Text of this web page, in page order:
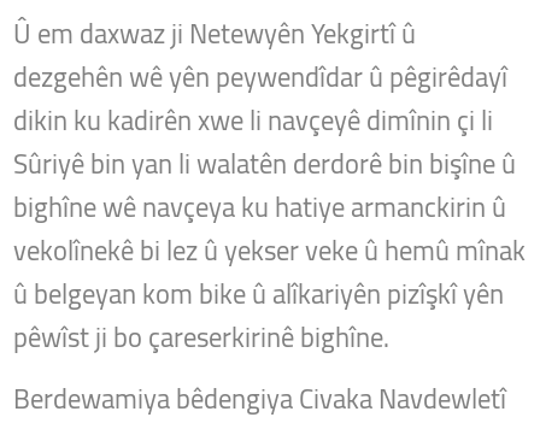
Û em daxwaz ji Netewyên Yekgirtî û
dezgehên wê yên peywendîdar û pêgirêdayî
dikin ku kadirên xwe li navçeyê dimînin çi li
Sûriyê bin yan li walatên derdorê bin bişîne û
bighîne wê navçeya ku hatiye armanckirin û
vekolînekê bi lez û yekser veke û hemû mînak
û belgeyan kom bike û alîkariyên pizîşkî yên
pêwîst ji bo çareserkirinê bighîne.
Berdewamiya bêdengiya Civaka Navdewletî